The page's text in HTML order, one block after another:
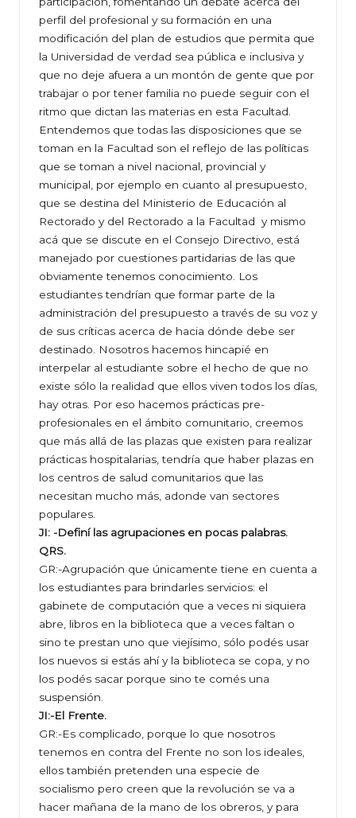
perfil del profesional y su formación en una
modificación del plan de estudios que permita que
la Universidad de verdad sea pública e inclusiva y
que no deje afuera a un montón de gente que por
trabajar o por tener familia no puede seguir con el
ritmo que dictan las materias en esta Facultad.
Entendemos que todas las disposiciones que se
toman en la Facultad son el reflejo de las políticas
que se toman a nivel nacional, provincial y
municipal, por ejemplo en cuanto al presupuesto,
que se destina del Ministerio de Educación al
Rectorado y del Rectorado a la Facultad y mismo
acá que se discute en el Consejo Directivo, está
manejado por cuestiones partidarias de las que
obviamente tenemos conocimiento. Los
estudiantes tendrían que formar parte de la
administración del presupuesto a través de su voz y
de sus críticas acerca de hacia dónde debe ser
destinado. Nosotros hacemos hincapié en
interpelar al estudiante sobre el hecho de que no
existe sólo la realidad que ellos viven todos los días,
hay otras. Por eso hacemos prácticas pre-
profesionales en el ámbito comunitario, creemos
que más allá de las plazas que existen para realizar
prácticas hospitalarias, tendría que haber plazas en
los centros de salud comunitarios que las
necesitan mucho más, adonde van sectores
populares.
JI: -Definí las agrupaciones en pocas palabras.
QRS.
GR:-Agrupación que únicamente tiene en cuenta a
los estudiantes para brindarles servicios: el
gabinete de computación que a veces ni siquiera
abre, libros en la biblioteca que a veces faltan o
sino te prestan uno que viejísimo, sólo podés usar
los nuevos si estás ahí y la biblioteca se copa, y no
los podés sacar porque sino te comés una
suspensión.
JI:-El Frente.
GR:-Es complicado, porque lo que nosotros
tenemos en contra del Frente no son los ideales,
ellos también pretenden una especie de
socialismo pero creen que la revolución se va a
hacer mañana de la mano de los obreros, y para